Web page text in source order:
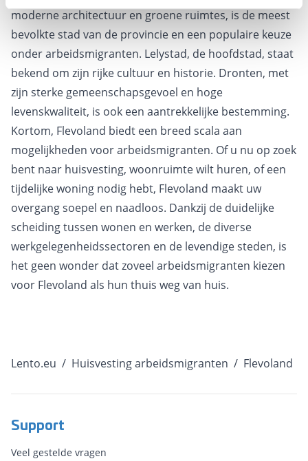
moderne architectuur en groene ruimtes, is de meest
bevolkte stad van de provincie en een populaire keuze
onder arbeidsmigranten. Lelystad, de hoofdstad, staat
bekend om zijn rijke cultuur en historie. Dronten, met
zijn sterke gemeenschapsgevoel en hoge
levenskwaliteit, is ook een aantrekkelijke bestemming.
Kortom, Flevoland biedt een breed scala aan
mogelijkheden voor arbeidsmigranten. Of u nu op zoek
bent naar huisvesting, woonruimte wilt huren, of een
tijdelijke woning nodig hebt, Flevoland maakt uw
overgang soepel en naadloos. Dankzij de duidelijke
scheiding tussen wonen en werken, de diverse
werkgelegenheidssectoren en de levendige steden, is
het geen wonder dat zoveel arbeidsmigranten kiezen
voor Flevoland als hun thuis weg van huis.
Lento.eu / Huisvesting arbeidsmigranten / Flevoland
Support
Veel gestelde vragen